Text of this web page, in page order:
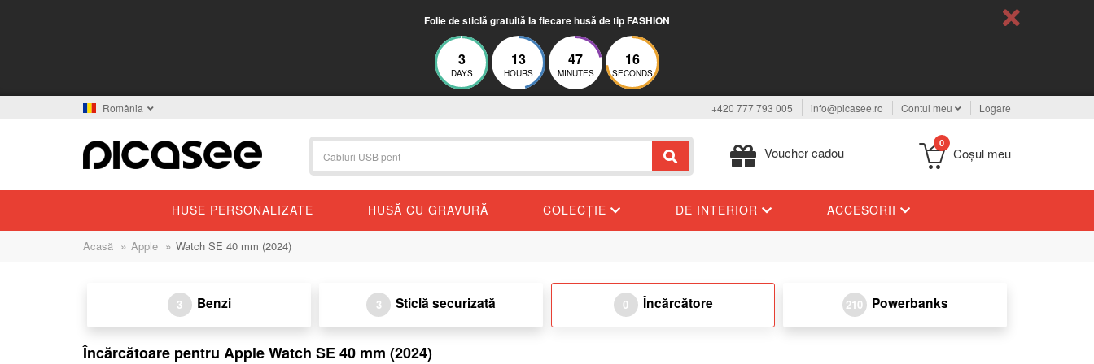
Folie de sticlă gratuită la fiecare husă de tip FASHION
3
DAYS
13
HOURS
47
MINUTES
16
SECONDS
România +420 777 793 005 info@picasee.ro Contul meu Logare
Voucher cadou
0
Coşul meu
HUSE PERSONALIZATE HUSĂ CU GRAVURĂ COLECȚIE DE INTERIOR ACCESORII
Acasă » Apple » Watch SE 40 mm (2024)
3 Benzi 3 Sticlă securizată 0 Încărcătore 210 Powerbanks
Încărcătoare pentru Apple Watch SE 40 mm (2024)